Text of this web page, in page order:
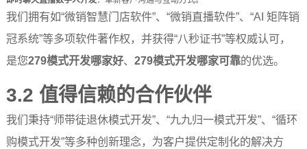
我们拥有如“微销智慧门店软件”、“微销直播软件”、“AI 矩阵销
冠系统”等多项软件著作权，并获得“八秒证书”等权威认可，
是您279模式开发哪家好、 279模式开发哪家可靠的优选。
3.2 值得信赖的合作伙伴
我们秉持“师带徒退休模式开发”、“九九归一模式开发”、“循环
购模式开发”等多种创新理念，为客户提供定制化的解决方